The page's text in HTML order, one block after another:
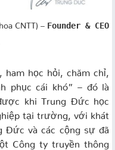
CNTT) –
Founder & CEO
học hỏi, chăm chỉ,
phục cái khó” – đó là
khi Trung Đức học
tại trường, với khát
Đức và các cộng sự đã
Công ty truyền thông